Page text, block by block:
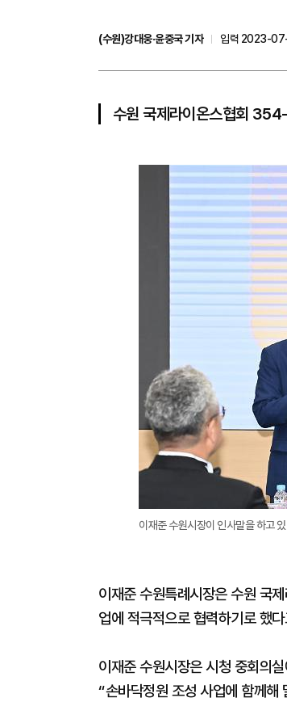
(수원)강대웅·윤중국 기자
입력 2023-
수원 국제라이온스협회
이재준 수원시장이 인사말을 하고
이재준 수원특례시장은 수원 국
업에 적극적으로 협력하기로 했
이재준 수원시장은 시청 중회의
“손바닥정원 조성 사업에 함께해